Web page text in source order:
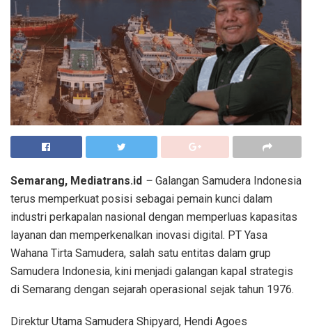
Semarang, Mediatrans.id – Galangan Samudera Indonesia
terus memperkuat posisi sebagai pemain kunci dalam
industri perkapalan nasional dengan memperluas kapasitas
layanan dan memperkenalkan inovasi digital. PT Yasa
Wahana Tirta Samudera, salah satu entitas dalam grup
Samudera Indonesia, kini menjadi galangan kapal strategis
di Semarang dengan sejarah operasional sejak tahun 1976.
Direktur Utama Samudera Shipyard, Hendi Agoes